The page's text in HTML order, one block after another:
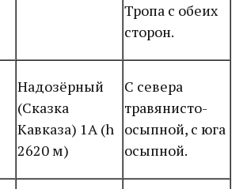
Тропа с обеих
сторон.
Надозёрный
(Сказка
Кавказа) 1А (h
2620 м)
С севера
травянисто-
осыпной, с юга
осыпной.